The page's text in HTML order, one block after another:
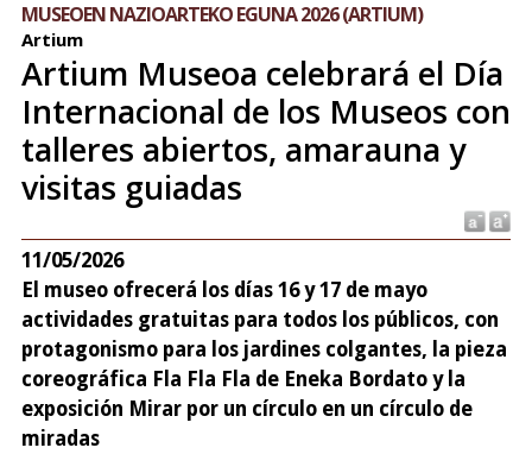
MUSEOEN NAZIOARTEKO EGUNA 2026 (ARTIUM)
Artium
Artium Museoa celebrará el Día
Internacional de los Museos con
talleres abiertos, amarauna y
visitas guiadas
11/05/2026
El museo ofrecerá los días 16 y 17 de mayo
actividades gratuitas para todos los públicos, con
protagonismo para los jardines colgantes, la pieza
coreográfica Fla Fla Fla de Eneka Bordato y la
exposición Mirar por un círculo en un círculo de
miradas